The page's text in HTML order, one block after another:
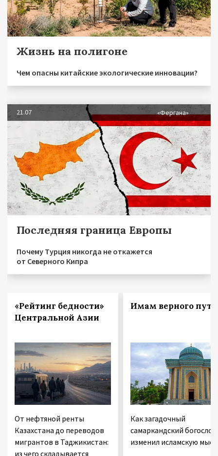
Жизнь на полигоне
Чем опасны китайские экологические инновации?
21.07 «Фергана»
Последняя граница Европы
Почему Турция никогда не откажется
от Северного Кипра
«Рейтинг бедности»
Центральной Азии
От нефтяной ренты
Казахстана до переводов
мигрантов в Таджикистан:
из чего складывается
Имам верного пути
Как загадочный
самаркандский богослов
изменил исламскую